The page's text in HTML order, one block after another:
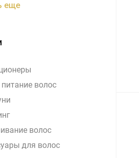
еще
волос
волос
для волос